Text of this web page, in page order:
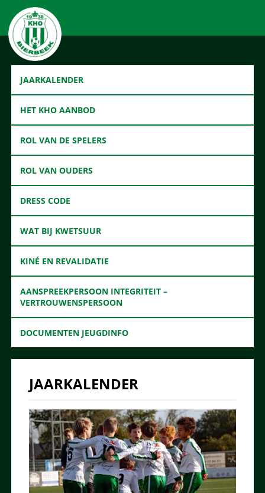
JAARKALENDER
HET KHO AANBOD
ROL VAN DE SPELERS
ROL VAN OUDERS
DRESS CODE
WAT BIJ KWETSUUR
KINÉ EN REVALIDATIE
AANSPREEKPERSOON INTEGRITEIT –
VERTROUWENSPERSOON
DOCUMENTEN JEUGDINFO
JAARKALENDER